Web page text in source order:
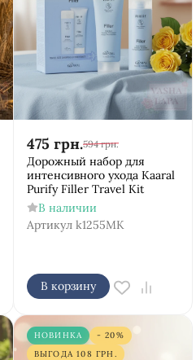
475 грн.594 грн.
Дорожный набор для
интенсивного ухода Kaaral
Purify Filler Travel Kit
В наличии
Артикул k1255MK
В корзину
НОВИНКА
- 20%
ВЫГОДА108 ГРН.